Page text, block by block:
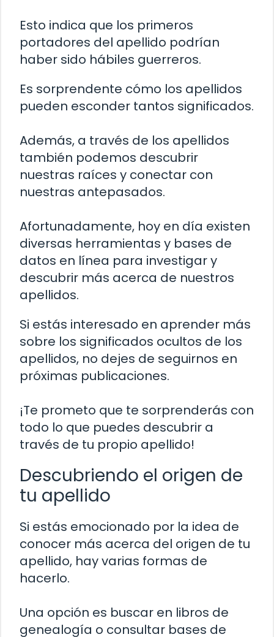
Esto indica que los primeros
portadores del apellido podrían
haber sido hábiles guerreros.
Es sorprendente cómo los apellidos
pueden esconder tantos significados.
Además, a través de los apellidos
también podemos descubrir
nuestras raíces y conectar con
nuestras antepasados.
Afortunadamente, hoy en día existen
diversas herramientas y bases de
datos en línea para investigar y
descubrir más acerca de nuestros
apellidos.
Si estás interesado en aprender más
sobre los significados ocultos de los
apellidos, no dejes de seguirnos en
próximas publicaciones.
¡Te prometo que te sorprenderás con
todo lo que puedes descubrir a
través de tu propio apellido!
Descubriendo el origen de
tu apellido
Si estás emocionado por la idea de
conocer más acerca del origen de tu
apellido, hay varias formas de
hacerlo.
Una opción es buscar en libros de
genealogía o consultar bases de